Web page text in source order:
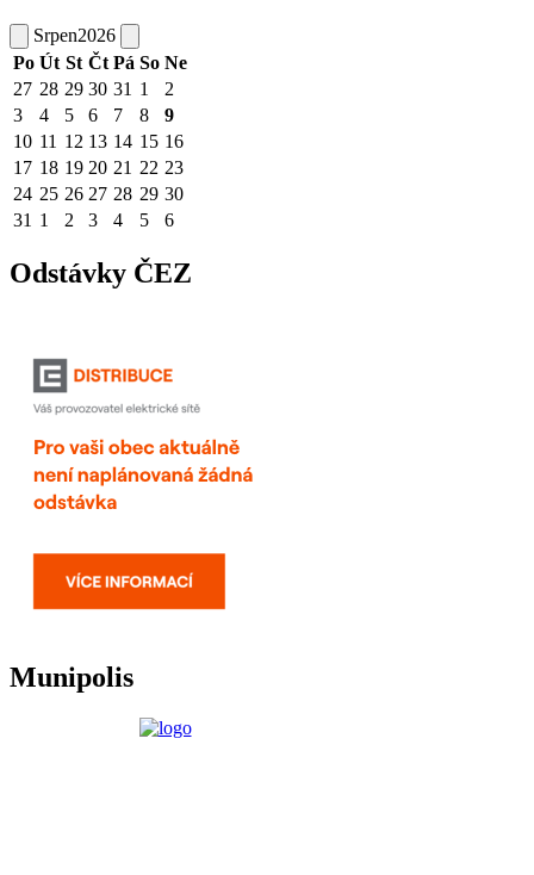
Srpen2026
Po Út St Čt Pá So Ne
27 28 29 30 31 1
2
3
4 5 6 7 8
9
10 11 12 13 14 15 16
17 18 19 20 21 22 23
24 25 26 27 28 29 30
31 1 2 3 4 5 6
Odstávky ČEZ
Munipolis